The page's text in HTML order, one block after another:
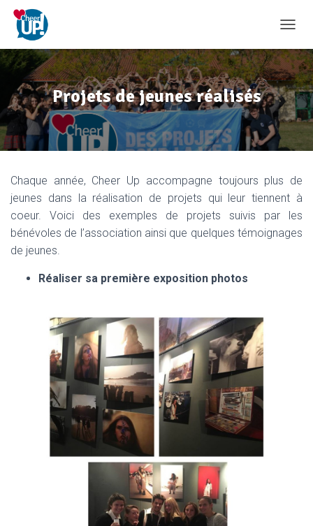
É
P
L
I
E
R
V
I
A
T
Projets de jeunes réalisés
Chaque année, Cheer Up accompagne toujours plus de
jeunes dans la réalisation de projets qui leur tiennent à
coeur. Voici des exemples de projets suivis par les
bénévoles de l’association ainsi que quelques témoignages
de jeunes.
Réaliser sa première exposition photos